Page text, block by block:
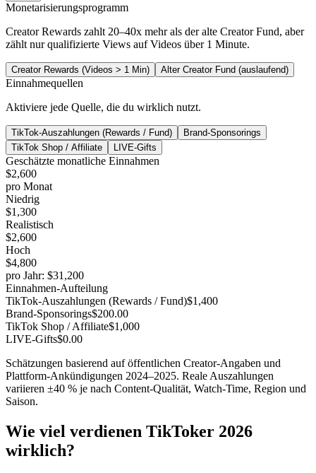
Monetarisierungsprogramm
Creator Rewards zahlt 20–40x mehr als der alte Creator Fund, aber
zählt nur qualifizierte Views auf Videos über 1 Minute.
Creator Rewards (Videos > 1 Min) Alter Creator Fund (auslaufend)
Einnahmequellen
Aktiviere jede Quelle, die du wirklich nutzt.
TikTok-Auszahlungen (Rewards / Fund)
Brand-Sponsorings
TikTok Shop / Affiliate
LIVE-Gifts
Geschätzte monatliche Einnahmen
$2,600
pro Monat
Niedrig
$1,300
Realistisch
$2,600
Hoch
$4,800
pro Jahr: $31,200
Einnahmen-Aufteilung
TikTok-Auszahlungen (Rewards / Fund)$1,400
Brand-Sponsorings$200.00
TikTok Shop / Affiliate$1,000
LIVE-Gifts$0.00
Schätzungen basierend auf öffentlichen Creator-Angaben und
Plattform-Ankündigungen 2024–2025. Reale Auszahlungen
variieren ±40 % je nach Content-Qualität, Watch-Time, Region und
Saison.
Wie viel verdienen TikToker 2026
wirklich?